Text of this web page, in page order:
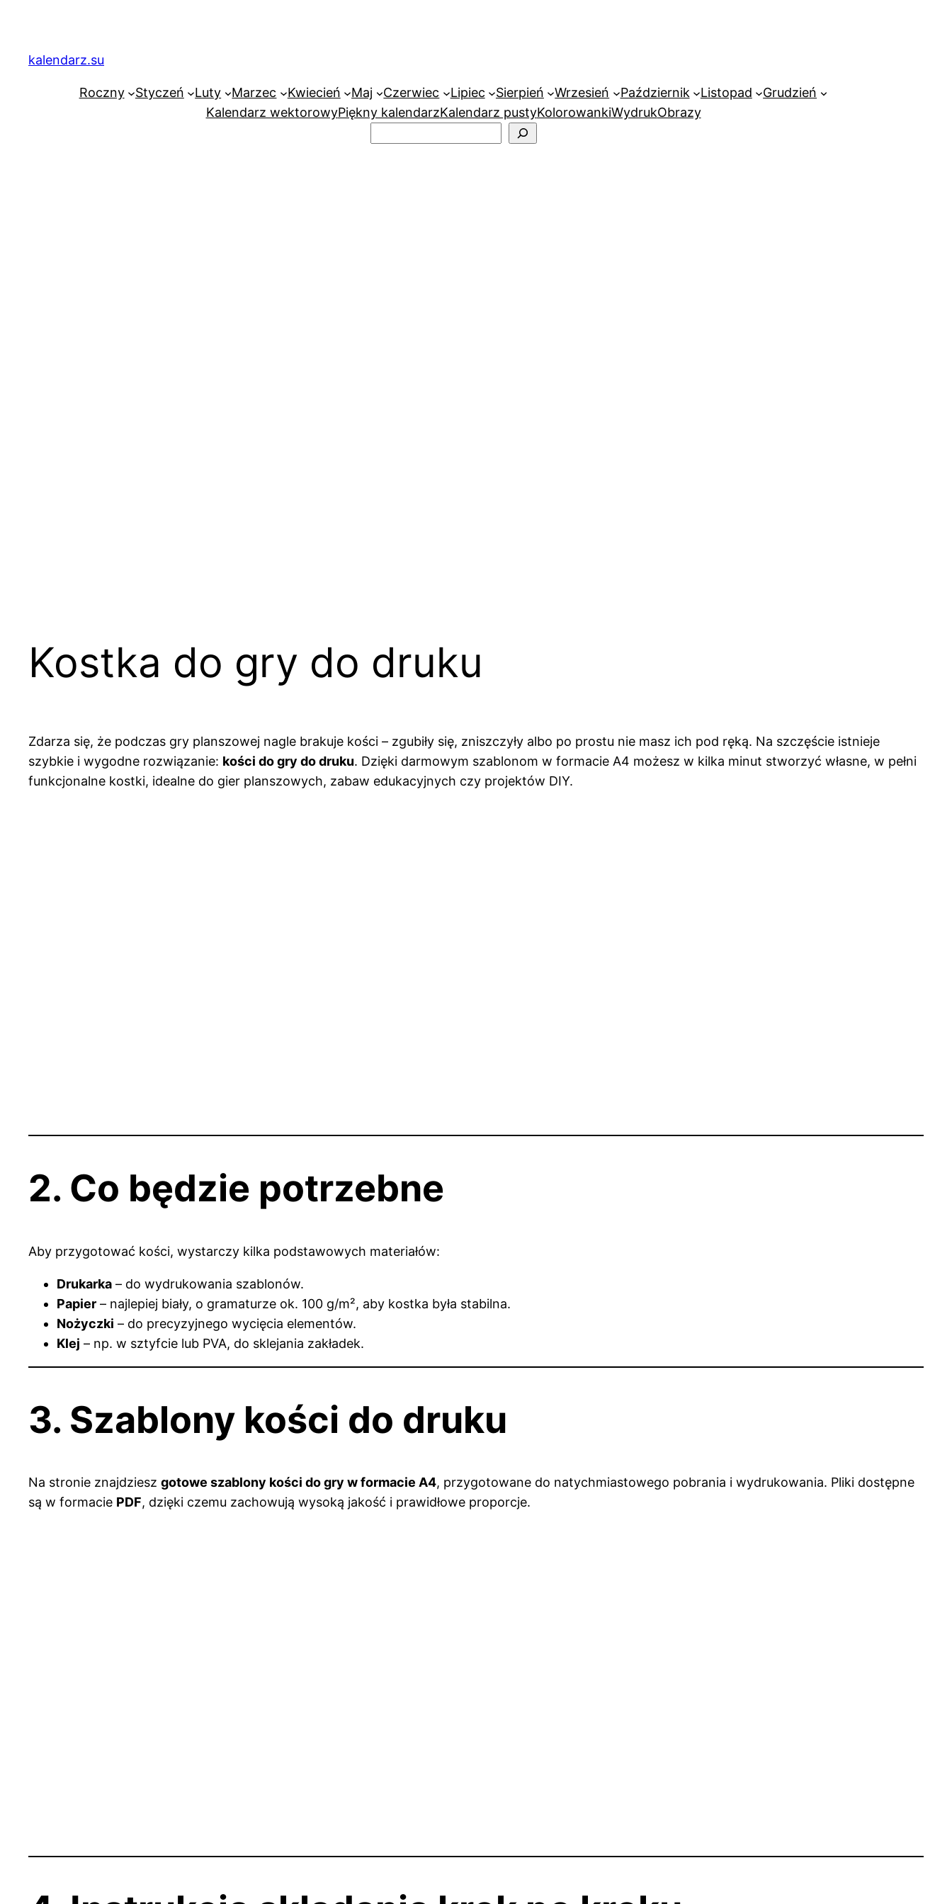
treścikalendarz.su
Roczny Styczeń Luty Marzec Kwiecień Maj Czerwiec Lipiec Sierpień Wrzesień Październik Listopad
Grudzień
Kalendarz wektorowyPiękny kalendarzKalendarz pustyKolorowankiWydrukObrazy
Kostka do gry do druku
Zdarza się, że podczas gry planszowej nagle brakuje kości – zgubiły się, zniszczyły albo po prostu nie masz ich pod ręką. Na szczęście istnieje
szybkie i wygodne rozwiązanie: kości do gry do druku. Dzięki darmowym szablonom w formacie A4 możesz w kilka minut stworzyć własne, w pełni
funkcjonalne kostki, idealne do gier planszowych, zabaw edukacyjnych czy projektów DIY.
2. Co będzie potrzebne
Aby przygotować kości, wystarczy kilka podstawowych materiałów:
Drukarka – do wydrukowania szablonów.
Papier – najlepiej biały, o gramaturze ok. 100 g/m², aby kostka była stabilna.
Nożyczki – do precyzyjnego wycięcia elementów.
Klej – np. w sztyfcie lub PVA, do sklejania zakładek.
3. Szablony kości do druku
Na stronie znajdziesz gotowe szablony kości do gry w formacie A4, przygotowane do natychmiastowego pobrania i wydrukowania. Pliki dostępne
są w formacie PDF, dzięki czemu zachowują wysoką jakość i prawidłowe proporcje.